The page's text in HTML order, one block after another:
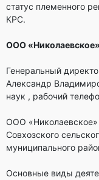
статус племенного
КРС.
ООО «Николаевское»
Генеральный
Александр
наук , рабочий
ООО «Николаевское»
Совхозского
муниципального
Основные виды